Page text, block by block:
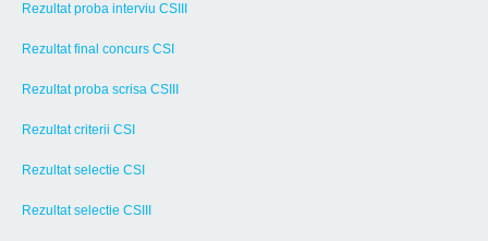
Rezultat proba interviu CSIII
Rezultat final concurs CSI
Rezultat proba scrisa CSIII
Rezultat criterii CSI
Rezultat selectie CSI
Rezultat selectie CSIII